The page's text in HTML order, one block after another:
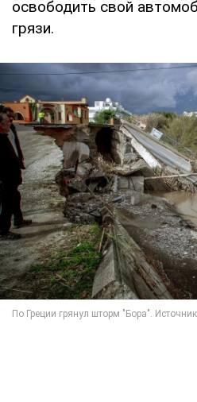
освободить свой
грязи.